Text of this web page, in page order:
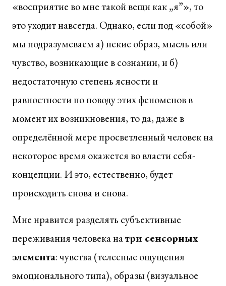
«восприятие во мне такой вещи как „я”», то
это уходит навсегда. Однако, если под «собой»
мы подразумеваем а) некие образ, мысль или
чувство, возникающие в сознании, и б)
недостаточную степень ясности и
равностности по поводу этих феноменов в
момент их возникновения, то да, даже в
определённой мере просветленный человек на
некоторое время окажется во власти себя-
концепции. И это, естественно, будет
происходить снова и снова.
Мне нравится разделять субъективные
переживания человека натри сенсорных
элемента: чувства (телесные ощущения
эмоционального типа), образы (визуальное